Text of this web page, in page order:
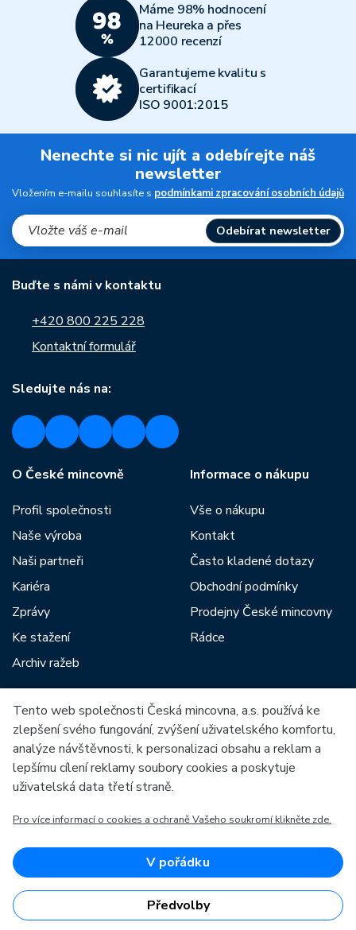
Máme 98% hodnocení
na Heureka a přes
12000 recenzí
Garantujeme kvalitu s
certifikací
ISO 9001:2015
Nenechte si nic ujít a odebírejte náš
newsletter
Vložením e-mailu souhlasíte s podmínkami zpracování osobních údajů
Odebírat newsletter
Buďte s námi v kontaktu
+420 800 225 228
Kontaktní formulář
Sledujte nás na:
O České mincovně
Profil společnosti
Naše výroba
Naši partneři
Kariéra
Zprávy
Ke stažení
Archiv ražeb
Informace o nákupu
Vše o nákupu
Kontakt
Často kladené dotazy
Obchodní podmínky
Prodejny České mincovny
Rádce
Mezi naše partnery patří:
Evropská unie
OP Podnikání a inovace pro konkurenceschopnost
Evropský fond pro regionální rozvoj
Tento web společnosti Česká mincovna, a.s. používá ke
zlepšení svého fungování, zvýšení uživatelského komfortu,
analýze návštěvnosti, k personalizaci obsahu a reklam a
lepšímu cílení reklamy soubory cookies a poskytuje
uživatelská data třetí straně.
Pro více informací o cookies a ochraně Vašeho soukromí klikněte zde.
V pořádku
Předvolby